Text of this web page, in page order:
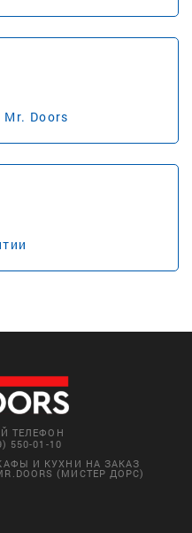
Doors
ТЕЛЕФОН
550-01-10
И КУХНИ НА ЗАКАЗ
(МИСТЕР ДОРС)